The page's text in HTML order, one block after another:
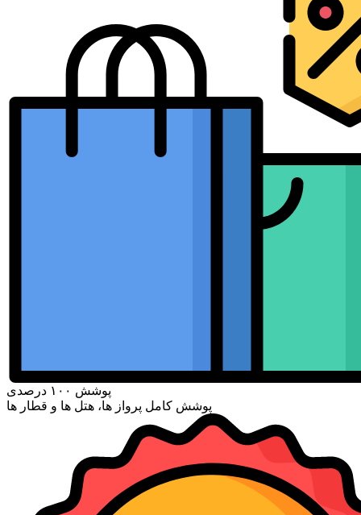
پوشش ۱۰۰ درصدی
پوشش کامل پرواز ها، هتل ها و قطار ها